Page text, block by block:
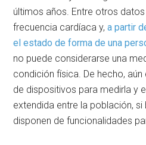
últimos años. Entre otros
frecuencia cardíaca y,a partir
el estado de forma de una
no puede considerarse una
condición física. De hecho,
de dispositivos para medirla y
extendida entre la población,
disponen de funcionalidades